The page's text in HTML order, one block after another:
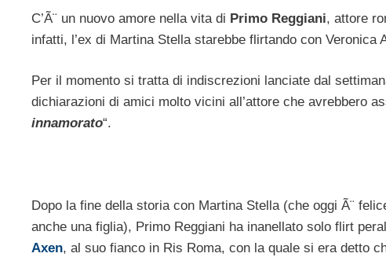
C’Ã¨ un nuovo amore nella vita di Primo Reggiani, attore
infatti, l’ex di Martina Stella starebbe flirtando con Veronica
Per il momento si tratta di indiscrezioni lanciate dal
dichiarazioni di amici molto vicini all’attore che avrebbero
innamorato“.
Dopo la fine della storia con Martina Stella (che oggi Ã¨
anche una figlia), Primo Reggiani ha inanellato solo flirt
Axen, al suo fianco in Ris Roma, con la quale si era detto